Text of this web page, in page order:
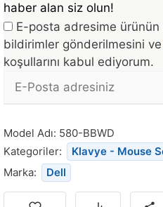
haber alan siz olun!
E-posta adresime
bildirimler gönderilmesini ve
koşullarını kabul ediyorum.
posta
ürün
stoğa
döndüğünde
bildirim
almak
Model Adı: 580-BBWD
Kategoriler:
Klavye - Mouse
Marka:
Dell